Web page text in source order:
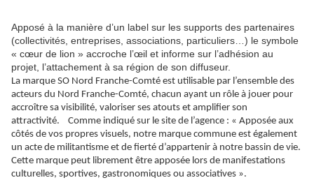
Apposé à la manière d’un label sur les supports des partenaires
(collectivités, entreprises, associations, particuliers…) le symbole
« cœur de lion » accroche l’œil et informe sur l’adhésion au
projet, l’attachement à sa région de son diffuseur.
La marque SO Nord Franche-Comté est utilisable par l’ensemble des
acteurs du Nord Franche-Comté, chacun ayant un rôle à jouer pour
accroître sa visibilité, valoriser ses atouts et amplifier son
attractivité.
Comme indiqué sur le site de l’agence : « Apposée aux
côtés de vos propres visuels, notre marque commune est également
un acte de militantisme et de fierté d’appartenir à notre bassin de vie.
Cette marque peut librement être apposée lors de manifestations
culturelles, sportives, gastronomiques ou associatives ».